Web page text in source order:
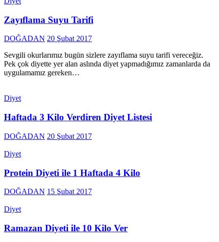
Zayıflama Suyu Tarifi
DOĞADAN 20 Şubat 2017
Sevgili okurlarımız bugün sizlere zayıflama suyu tarifi vereceğiz.
Pek çok diyette yer alan aslında diyet yapmadığımız zamanlarda da
uygulamamız gereken…
Diyet
Haftada 3 Kilo Verdiren Diyet Listesi
DOĞADAN 20 Şubat 2017
Diyet
Protein Diyeti ile 1 Haftada 4 Kilo
DOĞADAN 15 Şubat 2017
Diyet
Ramazan Diyeti ile 10 Kilo Ver